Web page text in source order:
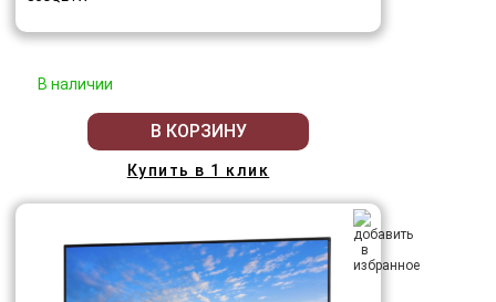
В наличии
В КОРЗИНУ
Купить в 1 клик